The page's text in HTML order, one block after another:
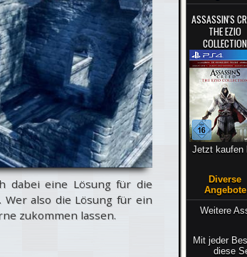
dabei eine Lösung für die
Wer also die Lösung für ein
zukommen lassen.
ASSASSIN'S
THE EZIO
COLLECTION
Jetzt kaufen
Diverse
Angebote
Weitere
Mit jeder
diese